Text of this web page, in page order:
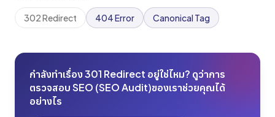
302 Redirect 404 Error Canonical Tag
กำลังทำเรื่อง 301 Redirect อยู่ใช่ไหม? ดูว่าการ
ตรวจสอบ SEO (SEO Audit)ของเราช่วยคุณได้
อย่างไร